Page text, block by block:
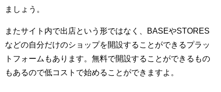
ましょう。
またサイト内で出店という形ではなく、BASEやSTORES
などの自分だけのショップを開設することができるプラッ
トフォームもあります。無料で開設することができるもの
もあるので低コストで始めることができますよ。